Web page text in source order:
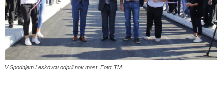
V Spodnjem Leskovcu odprli nov most. Foto: TM